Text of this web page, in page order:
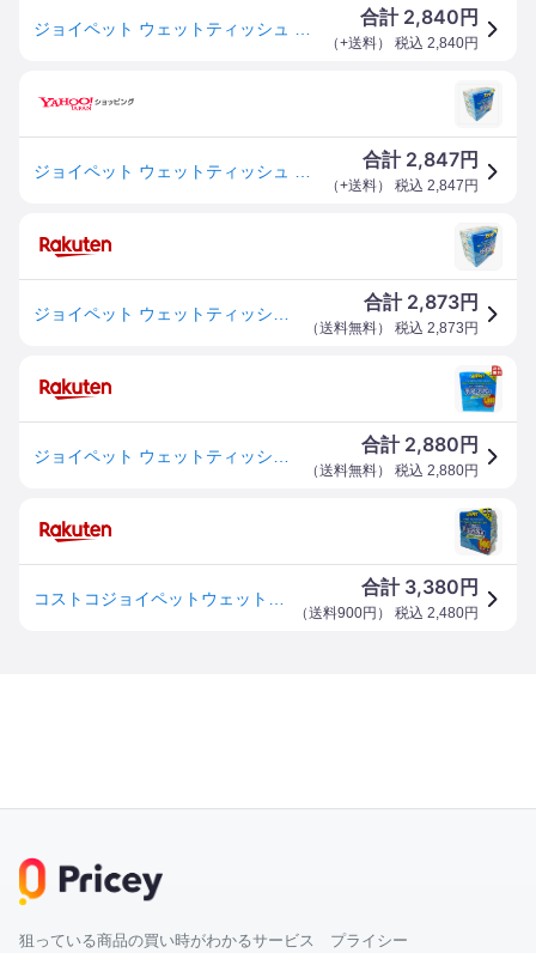
合計 2,840 円
（+送料） 税込 2,840円
合計 2,847円
（+送料） 税込 2,847 円
合計 2,873円
（送料無料） 税込 2,873 円
合計 2,880 円
（送料無料） 税込 2,880円
合計 3,380 円
（送料900円 ） 税込 2,480円
狙っている商品の買い時がわかるサービス プライシー